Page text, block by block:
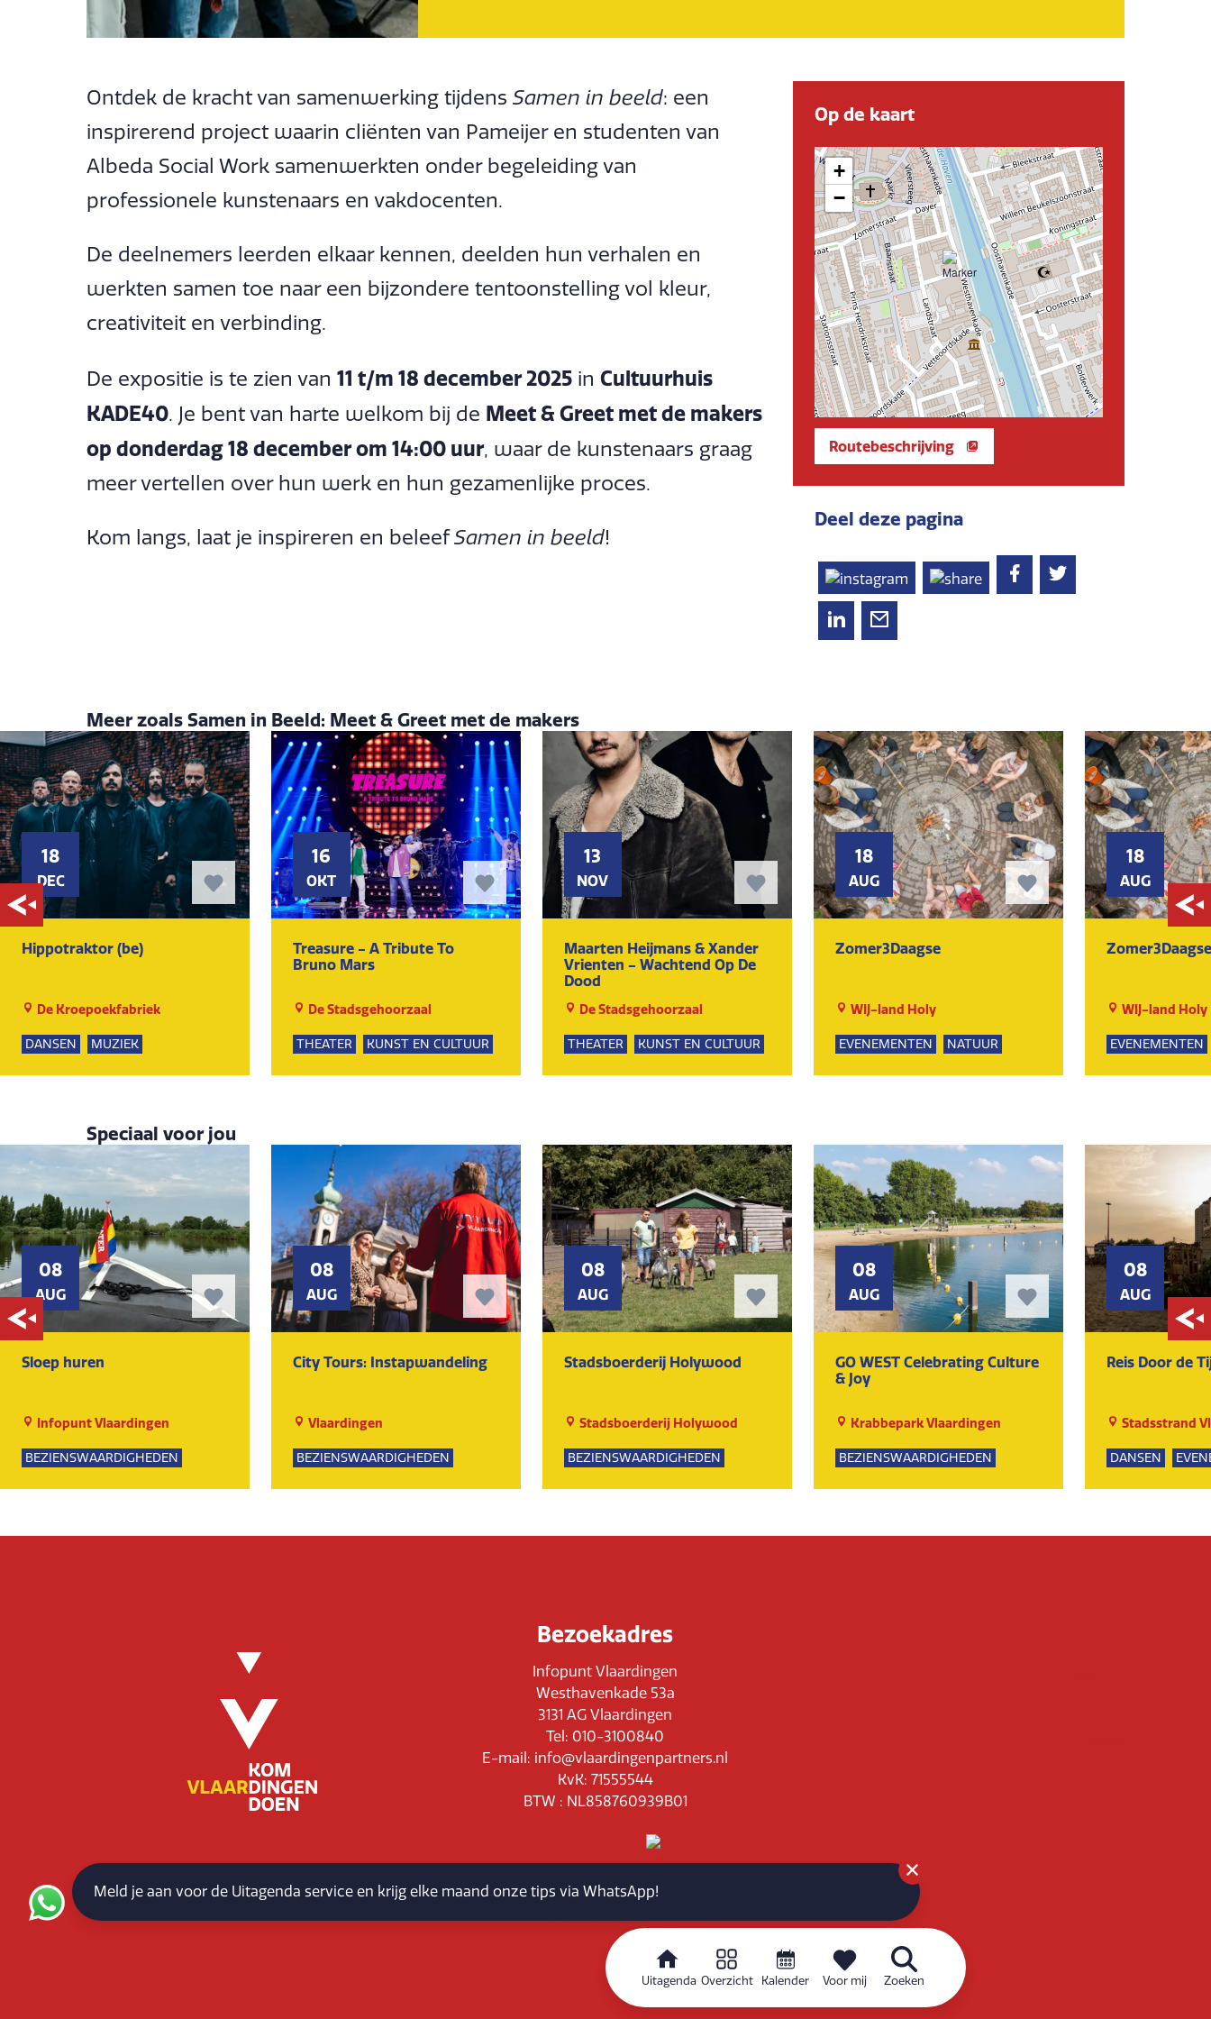
Uitagenda Overzicht Kalender Voor mij Zoeken
Ontdek de kracht van samenwerking tijdens Samen in beeld: een
inspirerend project waarin cliënten van Pameijer en studenten van
Albeda Social Work samenwerkten onder begeleiding van
professionele kunstenaars en vakdocenten.
De deelnemers leerden elkaar kennen, deelden hun verhalen en
werkten samen toe naar een bijzondere tentoonstelling vol kleur,
creativiteit en verbinding.
De expositie is te zien van 11 t/m 18 december 2025 in Cultuurhuis
KADE40. Je bent van harte welkom bij de Meet & Greet met de makers
op donderdag 18 december om 14:00 uur, waar de kunstenaars graag
meer vertellen over hun werk en hun gezamenlijke proces.
Kom langs, laat je inspireren en beleefSamen in beeld!
Op de kaart
+
−
Routebeschrijving
Deel deze pagina
Meer zoals Samen in Beeld: Meet & Greet met de makers
18
DEC
Hippotraktor (be)
De Kroepoekfabriek
DANSEN MUZIEK
16
OKT
Treasure - A Tribute To
Bruno Mars
De Stadsgehoorzaal
THEATER KUNST EN CULTUUR
13
NOV
Maarten Heijmans & Xander
Vrienten - Wachtend Op De
Dood
De Stadsgehoorzaal
THEATER KUNST EN CULTUUR
18
AUG
Zomer3Daagse
WIJ-land Holy
EVENEMENTEN
NATUUR
GROEPSUITJES
18
AUG
Zomer3Daagse
WIJ-land Holy
EVENEMENTEN
GROEPSUITJES
Speciaal voor jou
08
AUG
Sloep huren
Infopunt Vlaardingen
BEZIENSWAARDIGHEDEN
NATUUR
08
AUG
City Tours: Instapwandeling
Vlaardingen
BEZIENSWAARDIGHEDEN
SPORTIEF
GROEPSUITJES
08
AUG
Stadsboerderij Holywood
Stadsboerderij Holywood
BEZIENSWAARDIGHEDEN
NATUUR
08
AUG
GO WEST Celebrating Culture
& Joy
Krabbepark Vlaardingen
BEZIENSWAARDIGHEDEN
KUNST EN CULTUUR
08
AUG
Reis Door de
Stadsstrand
DANSEN
MUZIEK
Bezoekadres
Infopunt Vlaardingen
Westhavenkade 53a
3131 AG Vlaardingen
Tel: 010-3100840
E-mail: info@vlaardingenpartners.nl
KvK: 71555544
BTW : NL858760939B01
Routeplanner
Meld je aan voor de Uitagenda service en krijg elke maand onze tips via WhatsApp!